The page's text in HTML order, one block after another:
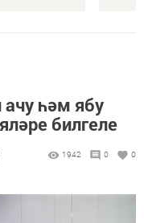
һәм ябу
билгеле
1942 0 0